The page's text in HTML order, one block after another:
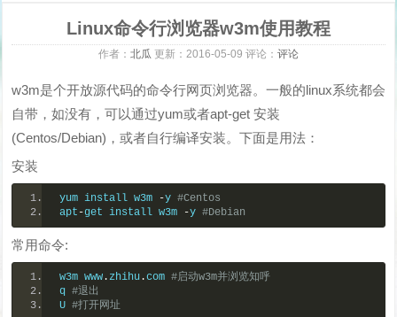
Linux命令行浏览器w3m使用教程
作者： 北瓜 更新： 2016-05-09 评论： 评论
w3m是个开放源代码的命令行网页浏览器。一般的linux系统都会
自带，如没有，可以通过yum或者apt-get 安装
(Centos/Debian)，或者自行编译安装。下面是用法：
安装
yum install w3m -y #Centos
apt -get install w3m -y #Debian
常用命令:
w3m www .zhihu .com #启动w3m并浏览知呼
q #退出
U #打开网址